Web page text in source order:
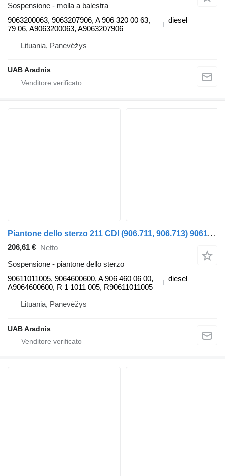
Sospensione - molla a balestra
9063200063, 9063207906, A 906 320 00 63,
79 06, A9063200063, A9063207906
diesel
Lituania, Panevėžys
UAB Aradnis
Piantone dello sterzo 211 CDI (906.711, 906.713) 90611011005 per automobile Mercedes-Benz SPRINTER 3-t Minibus / passenger (906)
206,61 € Netto
Sospensione - piantone dello sterzo
90611011005, 9064600600, A 906 460 06 00,
A9064600600, R 1 1011 005, R90611011005
diesel
Lituania, Panevėžys
UAB Aradnis